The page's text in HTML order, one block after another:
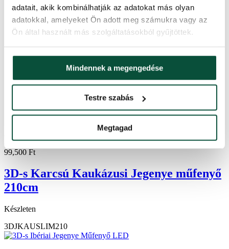
adatait, akik kombinálhatják az adatokat más olyan
adatokkal, amelyeket Ön adott meg számukra vagy az
Ön által használt más szolgáltatásokból gyűjtöttek.
Mindennek a megengedése
Testre szabás
Megtagad
129,200Ft -23%
99,500 Ft
3D-s Karcsú Kaukázusi Jegenye műfenyő
210cm
Készleten
3DJKAUSLIM210